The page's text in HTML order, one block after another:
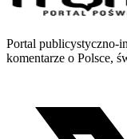
Portal publicystyczno-
komentarze o Polsce,